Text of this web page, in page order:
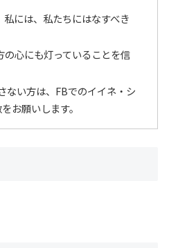
には、私たちにはなすべき
の心にも灯っていることを信
ない方は、FBでのイイネ・シ
お願いします。